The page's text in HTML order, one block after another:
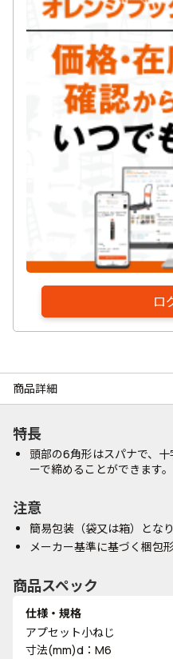
ロ
商品詳細
特長
頭部の6角形はスパナで、
ーで締めることができます。
注意
簡易包装（袋又は箱）となり
メーカー基準に基づく梱包
商品スペック
仕様・規格
アプセット小ねじ
寸法(mm)d：M6